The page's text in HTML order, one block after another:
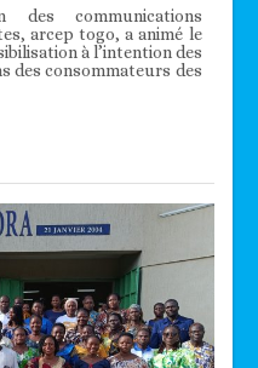
des communications
arcep togo, a animé le
à l’intention des
des consommateurs des